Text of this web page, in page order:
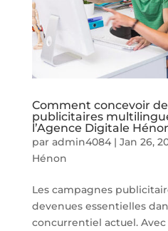
Comment concevoir
publicitaires
l’Agence Digitale
par admin4084| Jan 26,
Hénon
Les campagnes
devenues essentielles
concurrentiel actuel.